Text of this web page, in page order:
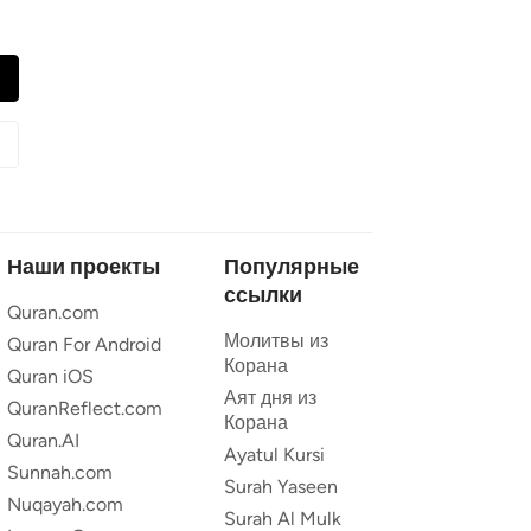
Наши проекты
Quran.com
Quran For Android
Quran iOS
QuranReflect.com
Quran.AI
Sunnah.com
Nuqayah.com
Популярные
ссылки
Молитвы из
Корана
Аят дня из
Корана
Ayatul Kursi
Surah Yaseen
Surah Al Mulk